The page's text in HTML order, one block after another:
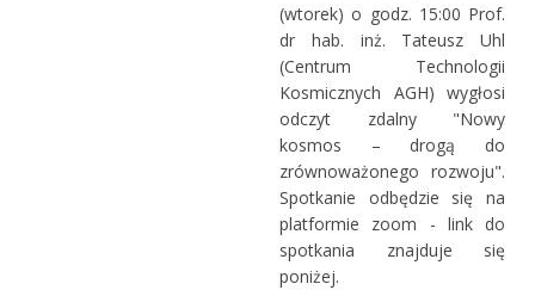
(wtorek) o godz. 15:00 Prof.
dr hab. inż. Tateusz Uhl
(Centrum Technologii
Kosmicznych AGH) wygłosi
odczyt zdalny "Nowy
kosmos – drogą do
zrównoważonego rozwoju".
Spotkanie odbędzie się na
platformie zoom - link do
spotkania znajduje się
poniżej.